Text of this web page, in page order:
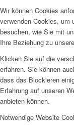
Wir können Cookies
verwenden Cookies, um
besuchen, wie Sie mit
Ihre Beziehung zu
Klicken Sie auf die
erfahren. Sie können
dass das Blockieren
Erfahrung auf unseren
anbieten können.
Notwendige Website